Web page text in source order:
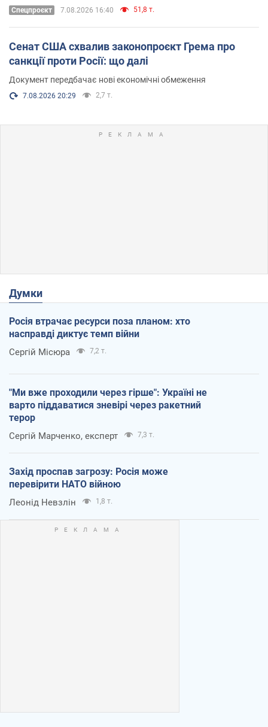
Cпецпроєкт 7.08.2026 16:40 51,8 т.
Сенат США схвалив законопроєкт Грема про
санкції проти Росії: що далі
Документ передбачає нові економічні обмеження
7.08.2026 20:29 2,7 т.
Думки
Росія втрачає ресурси поза планом: хто
насправді диктує темп війни
Сергій Місюра 7,2 т.
"Ми вже проходили через гірше": Україні не
варто піддаватися зневірі через ракетний
терор
Сергій Марченко, експерт 7,3 т.
Захід проспав загрозу: Росія може
перевірити НАТО війною
Леонід Невзлін 1,8 т.